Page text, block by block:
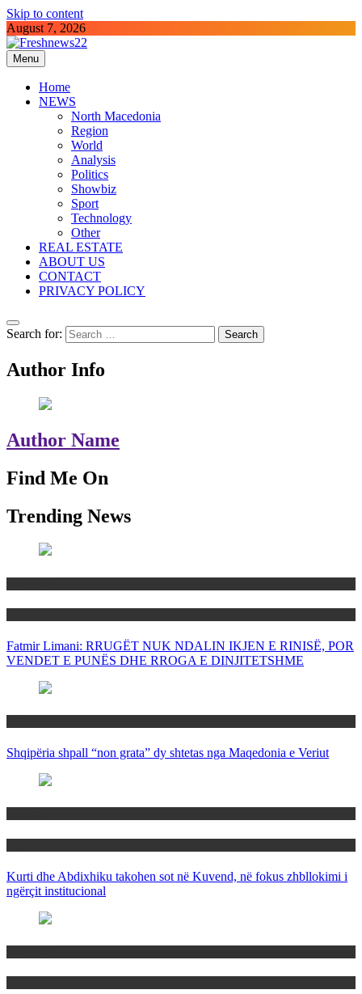
Skip to content
August 7, 2026
Freshnews22
Best News Website in North Macedonia
Menu
Home
NEWS
North Macedonia
Region
World
Analysis
Politics
Showbiz
Sport
Technology
Other
REAL ESTATE
ABOUT US
CONTACT
PRIVACY POLICY
Search for:
Author Info
Author Name
Find Me On
Trending News
Fatmir Limani: RRUGËT NUK NDALIN IKJEN E RINISË, POR
VENDET E PUNËS DHE RROGA E DINJITETSHME
Shqipëria shpall “non grata” dy shtetas nga Maqedonia e Veriut
Kurti dhe Abdixhiku takohen sot në Kuvend, në fokus zhbllokimi i
ngërçit institucional